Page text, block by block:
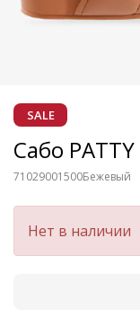
SALE
Сабо PATTY
71029001500Бежевый
Нет в наличии